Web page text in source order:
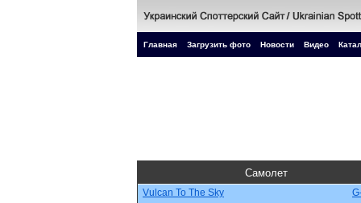
Главная Загрузить фото Новости Видео
Самолет
Vulcan To The Sky